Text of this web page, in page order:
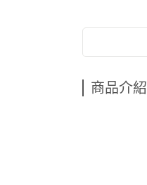
商品介紹